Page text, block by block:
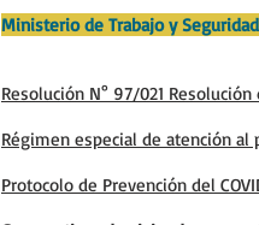
Ministerio de Trabajo y Seguridad
Resolución N° 97/021
Régimen especial de atención
Protocolo de Prevención del